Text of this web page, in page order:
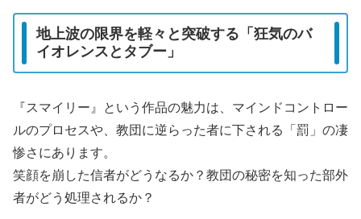
地上波の限界を軽々と突破する「狂気のバ
イオレンスとタブー」
『スマイリー』という作品の魅力は、マインドコントロー
ルのプロセスや、教団に逆らった者に下される「罰」の凄
惨さにあります。
笑顔を崩した信者がどうなるか？教団の秘密を知った部外
者がどう処理されるか？